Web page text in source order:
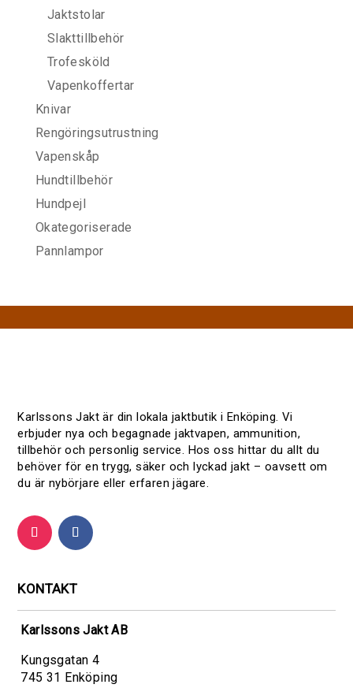
Jaktstolar
Slakttillbehör
Trofesköld
Vapenkoffertar
Knivar
Rengöringsutrustning
Vapenskåp
Hundtillbehör
Hundpejl
Okategoriserade
Pannlampor
Karlssons Jakt är din lokala jaktbutik i Enköping. Vi
erbjuder nya och begagnade jaktvapen, ammunition,
tillbehör och personlig service. Hos oss hittar du allt du
behöver för en trygg, säker och lyckad jakt – oavsett om
du är nybörjare eller erfaren jägare.
KONTAKT
Karlssons Jakt AB
Kungsgatan 4
745 31 Enköping